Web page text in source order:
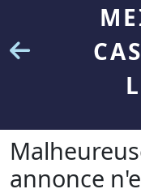
annonce